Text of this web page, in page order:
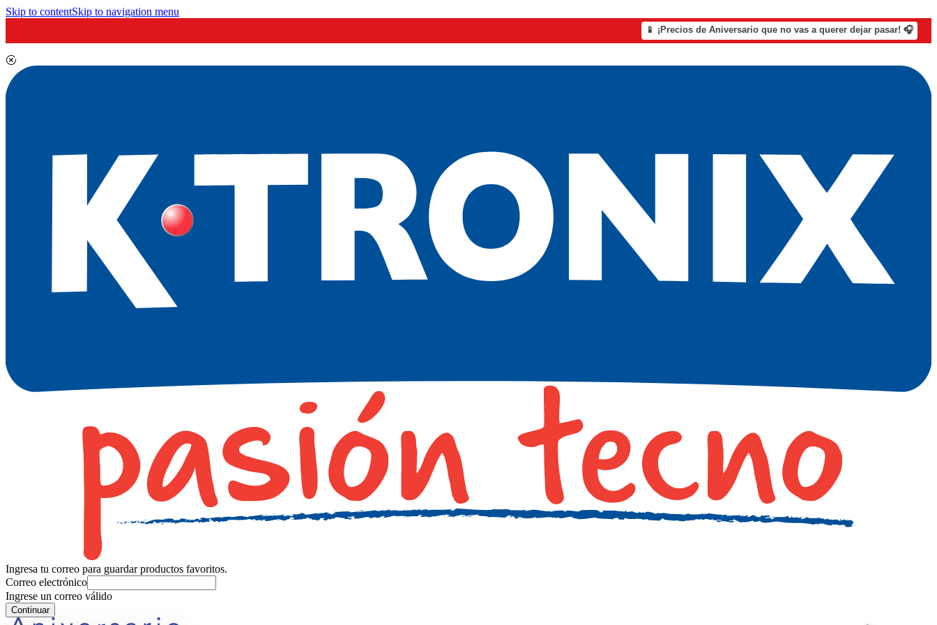
Skip to contentSkip to navigation menu
📱 ¡Precios de Aniversario que no vas a querer dejar pasar! 🎧
Ingresa tu correo para guardar productos favoritos.
Correo electrónico
Ingrese un correo válido
Continuar